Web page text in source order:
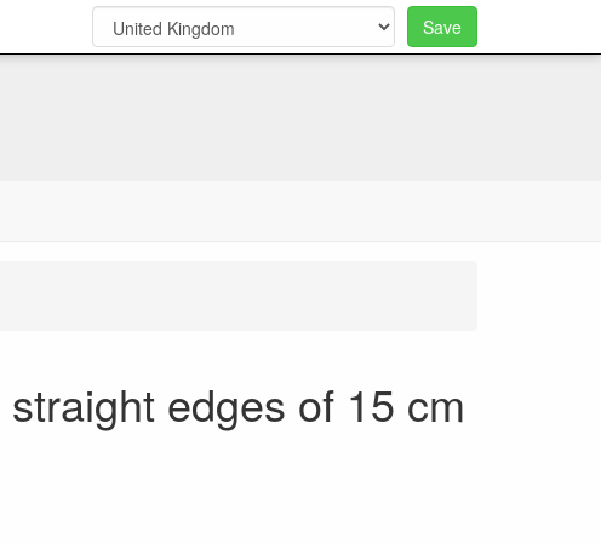
edges of 15 cm
Save